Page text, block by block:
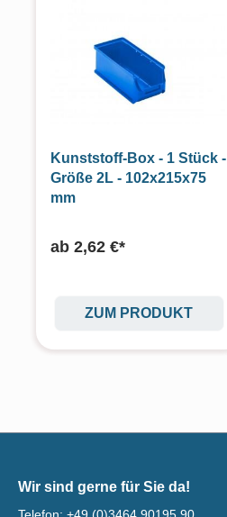
Kunststoff-Box - 1 Stück -
Größe 2L - 102x215x75
mm
ab 2,62 €*
ZUM PRODUKT
Wir sind gerne für Sie da!